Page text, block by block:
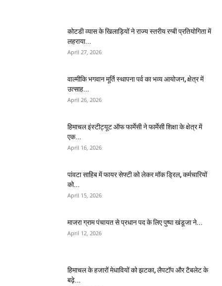
कोटडी व्यास के खिलाड़ियों ने राज्य स्तरीय रग्बी प्रतियोगिता में
लहराया...
April 27, 2026
वाल्मीकि भगवान मूर्ति स्थापना पर्व का भव्य आयोजन, क्षेत्र में
उत्साह...
April 26, 2026
हिमाचल इंस्टीट्यूट ऑफ फार्मेसी ने फार्मेसी शिक्षा के क्षेत्र में
एक...
April 16, 2026
पांवटा साहिब में फायर सेफ्टी को लेकर मॉक ड्रिल, कर्मचारियों
को...
April 15, 2026
माजरा ग्राम पंचायत से प्रधान पद के लिए पुष्पा खंडूजा ने...
April 12, 2026
हिमाचल के हजारों मेधावियों को झटका, लैपटॉप और टैबलेट के
बढ़े...